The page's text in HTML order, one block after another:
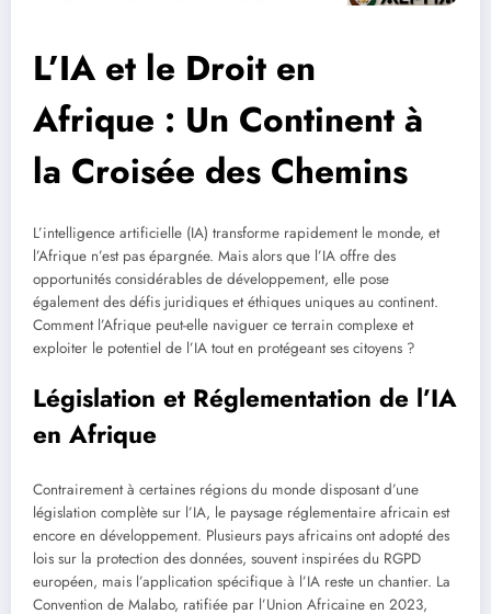
L’IA et le Droit en
Afrique : Un Continent à
la Croisée des Chemins
L’intelligence artificielle (IA) transforme rapidement le monde, et
l’Afrique n’est pas épargnée. Mais alors que l’IA offre des
opportunités considérables de développement, elle pose
également des défis juridiques et éthiques uniques au continent.
Comment l’Afrique peut-elle naviguer ce terrain complexe et
exploiter le potentiel de l’IA tout en protégeant ses citoyens ?
Législation et Réglementation de l’IA
en Afrique
Contrairement à certaines régions du monde disposant d’une
législation complète sur l’IA, le paysage réglementaire africain est
encore en développement. Plusieurs pays africains ont adopté des
lois sur la protection des données, souvent inspirées du RGPD
européen, mais l’application spécifique à l’IA reste un chantier. La
Convention de Malabo, ratifiée par l’Union Africaine en 2023,